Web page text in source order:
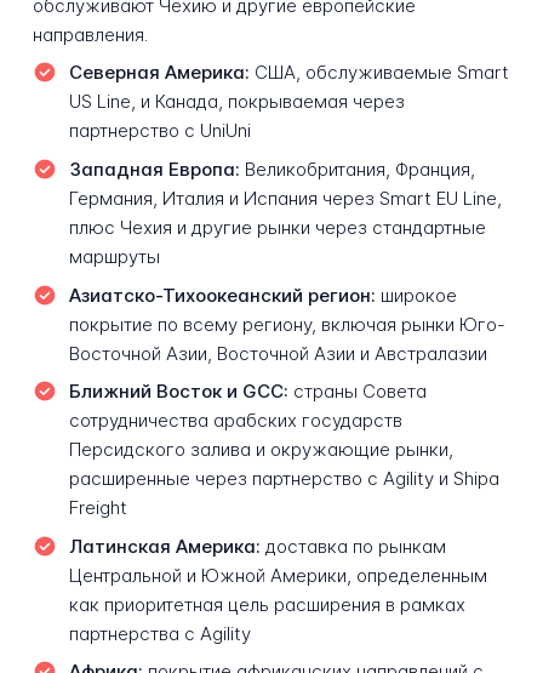
обслуживают Чехию и другие европейские
направления.
Северная Америка: США, обслуживаемые Smart
US Line, и Канада, покрываемая через
партнерство с UniUni
Западная Европа: Великобритания, Франция,
Германия, Италия и Испания через Smart EU Line,
плюс Чехия и другие рынки через стандартные
маршруты
Азиатско-Тихоокеанский регион: широкое
покрытие по всему региону, включая рынки Юго-
Восточной Азии, Восточной Азии и Австралазии
Ближний Восток и GCC: страны Совета
сотрудничества арабских государств
Персидского залива и окружающие рынки,
расширенные через партнерство с Agility и Shipa
Freight
Латинская Америка: доставка по рынкам
Центральной и Южной Америки, определенным
как приоритетная цель расширения в рамках
партнерства с Agility